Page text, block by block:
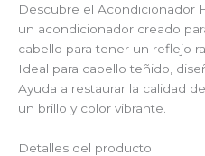
Descubre el Acondicionador
un acondicionador creado
cabello para tener un reflejo
Ideal para cabello teñido,
Ayuda a restaurar la calidad
un brillo y color vibrante.
Detalles del producto